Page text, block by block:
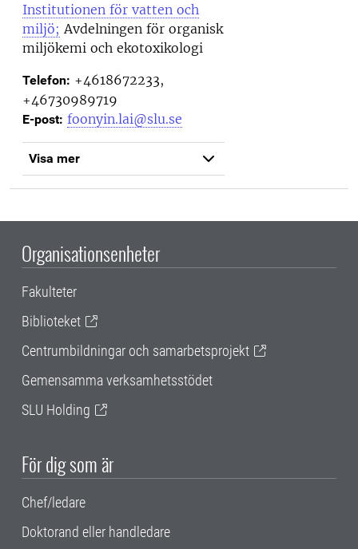
Institutionen för vatten och
miljö; Avdelningen för organisk
miljökemi och ekotoxikologi
Telefon: +4618672233,
+46730989719
E-post: foonyin.lai@slu.se
Visa mer
Organisationsenheter
Fakulteter
Biblioteket
Centrumbildningar och samarbetsprojekt
Gemensamma verksamhetsstödet
SLU Holding
För dig som är
Chef/ledare
Doktorand eller handledare